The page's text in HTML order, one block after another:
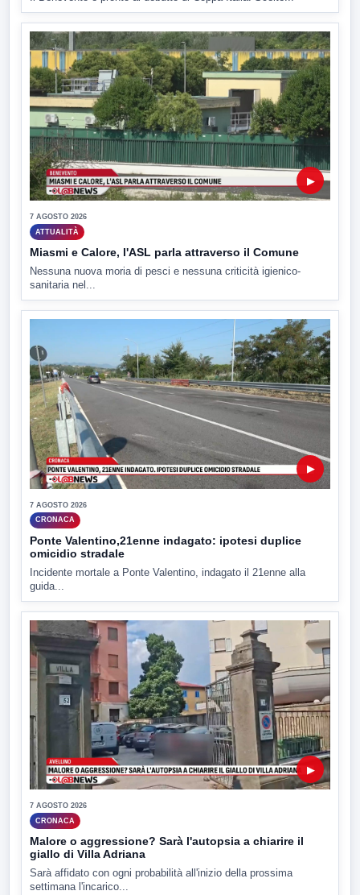
▶
7 AGOSTO 2026
ATTUALITÀ
Miasmi e Calore, l'ASL parla attraverso il Comune
Nessuna nuova moria di pesci e nessuna criticità igienico-
sanitaria nel...
▶
7 AGOSTO 2026
CRONACA
Ponte Valentino,21enne indagato: ipotesi duplice
omicidio stradale
Incidente mortale a Ponte Valentino, indagato il 21enne alla
guida...
▶
7 AGOSTO 2026
CRONACA
Malore o aggressione? Sarà l'autopsia a chiarire il
giallo di Villa Adriana
Sarà affidato con ogni probabilità all'inizio della prossima
settimana l'incarico...